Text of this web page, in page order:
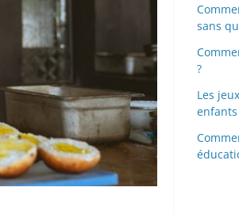
sans
?
Les
enfants